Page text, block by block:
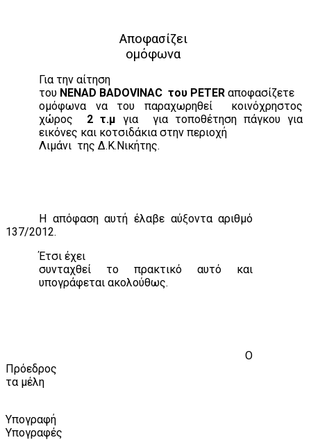
Αποφασίζει
ομόφωνα
Για την αίτηση
του NENAD BADOVINAC του PETER αποφασίζετε
ομόφωνα να του παραχωρηθεί
κοινόχρηστος
χώρος
2 τ.μγια
για τοποθέτηση πάγκου για
εικόνες και κοτσιδάκια στην περιοχή
Λιμάνι της Δ.Κ.Νικήτης.
Η απόφαση αυτή έλαβε αύξοντα αριθμό
137/2012.
Έτσι έχει
συνταχθεί το πρακτικό αυτό και
υπογράφεται ακολούθως.
Ο
Πρόεδρος
τα μέλη
Υπογραφή
Υπογραφές